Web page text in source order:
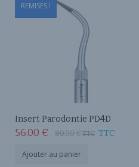
REMISES !
Insert Parodontie PD4D
80.00€TTC
56.00 € TTC
Ajouter au panier